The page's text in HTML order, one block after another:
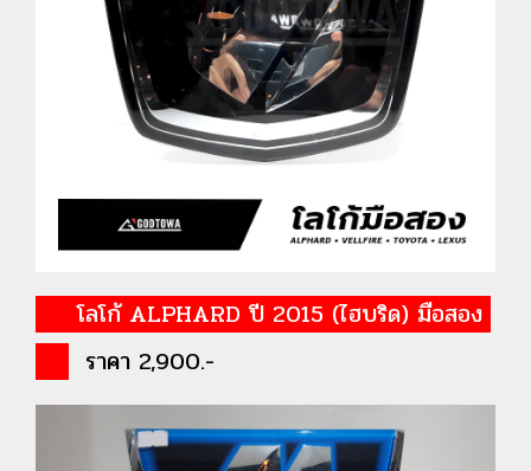
โลโก้ ALPHARD ปี 2015 (ไฮบริด) มือสอง
ราคา 2,900.-